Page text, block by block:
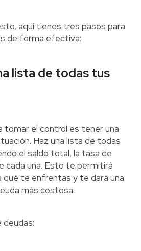
aquí tienes tres pasos para
de forma efectiva:
lista de todas tus
tomar el control es tener una
Haz una lista de todas
el saldo total, la tasa de
cada una. Esto te permitirá
te enfrentas y te dará una
más costosa.
deudas: